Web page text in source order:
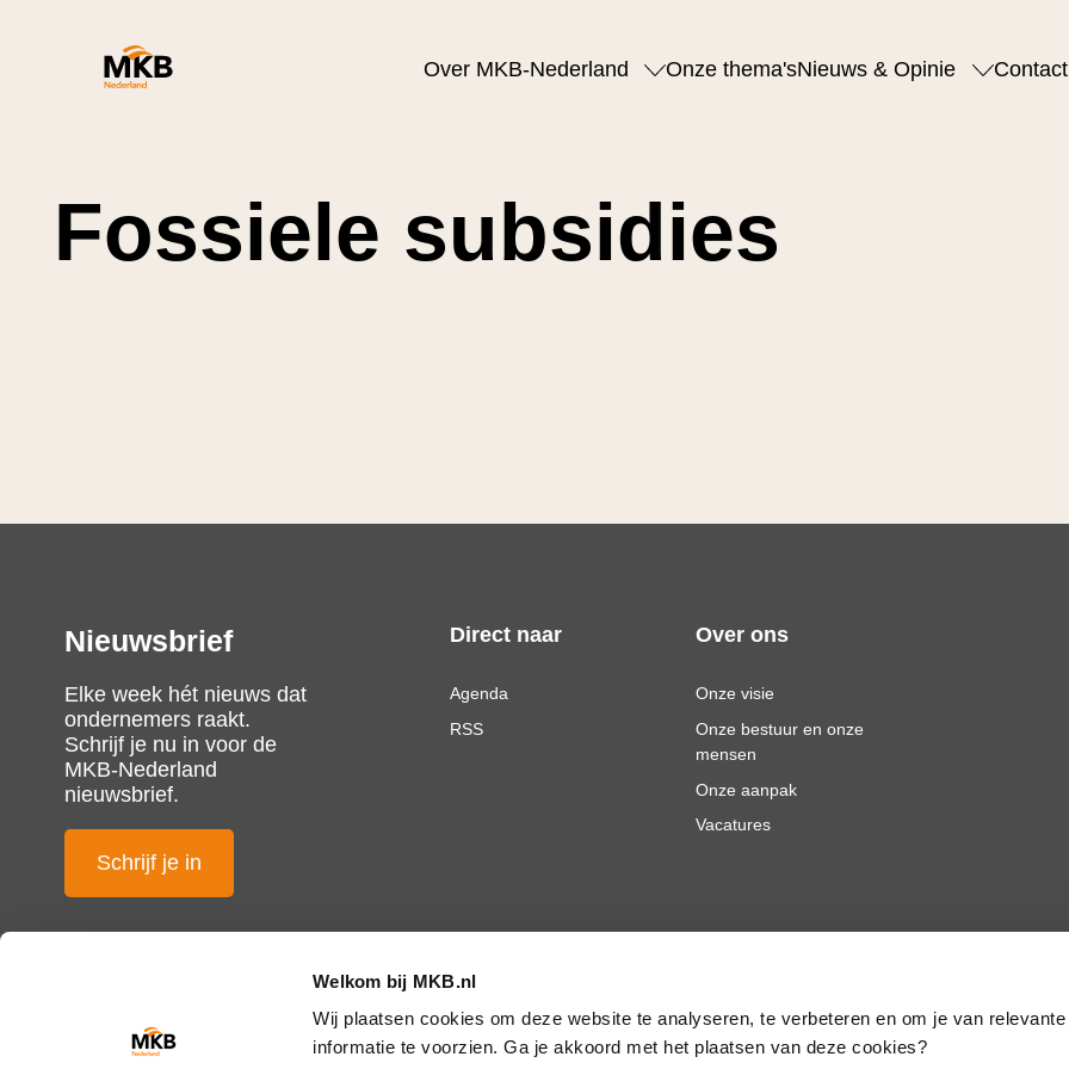
Welkom bij MKB.nl
Wij plaatsen cookies om deze website te analyseren, te verbeteren en om je van relevante
informatie te voorzien. Ga je akkoord met het plaatsen van deze cookies?
Over MKB-Nederland Onze thema'sNieuws & Opinie Contact
Fossiele subsidies
Nieuwsbrief
Elke week hét nieuws dat
ondernemers raakt.
Schrijf je nu in voor de
MKB-Nederland
nieuwsbrief.
Schrijf je in
Direct naar
Agenda
RSS
Over ons
Onze visie
Onze bestuur en onze
mensen
Onze aanpak
Vacatures